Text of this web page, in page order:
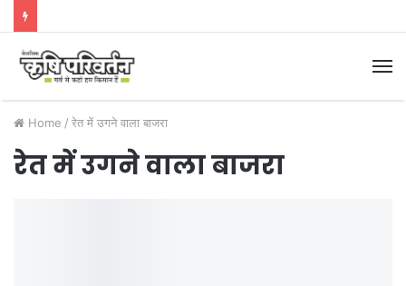
Home / रेत में उगने वाला बाजरा
रेत में उगने वाला बाजरा